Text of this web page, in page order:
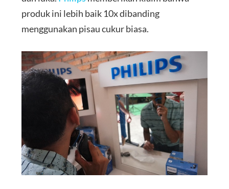
produk ini lebih baik 10x dibanding
menggunakan pisau cukur biasa.